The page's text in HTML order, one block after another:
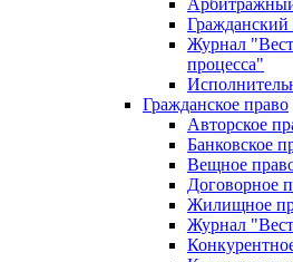
Гражданский
Журнал
процесса"
Гражданское право
Авторское
Банковское
Вещное
Договорное
Жилищное
Журнал